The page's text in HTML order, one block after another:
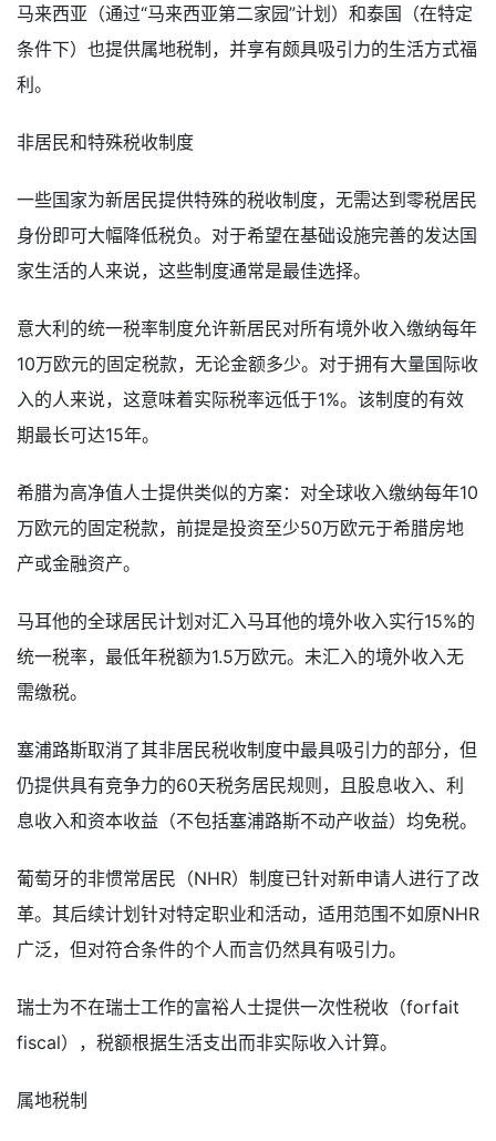
马来西亚（通过“马来西亚第二家园”计划）和泰国（在特定
条件下）也提供属地税制，并享有颇具吸引力的生活方式福
利。
非居民和特殊税收制度
一些国家为新居民提供特殊的税收制度，无需达到零税居民
身份即可大幅降低税负。对于希望在基础设施完善的发达国
家生活的人来说，这些制度通常是最佳选择。
意大利的统一税率制度允许新居民对所有境外收入缴纳每年
10万欧元的固定税款，无论金额多少。对于拥有大量国际收
入的人来说，这意味着实际税率远低于1%。该制度的有效
期最长可达15年。
希腊为高净值人士提供类似的方案：对全球收入缴纳每年10
万欧元的固定税款，前提是投资至少50万欧元于希腊房地
产或金融资产。
马耳他的全球居民计划对汇入马耳他的境外收入实行15%的
统一税率，最低年税额为1.5万欧元。未汇入的境外收入无
需缴税。
塞浦路斯取消了其非居民税收制度中最具吸引力的部分，但
仍提供具有竞争力的60天税务居民规则，且股息收入、利
息收入和资本收益（不包括塞浦路斯不动产收益）均免税。
葡萄牙的非惯常居民（NHR）制度已针对新申请人进行了改
革。其后续计划针对特定职业和活动，适用范围不如原NHR
广泛，但对符合条件的个人而言仍然具有吸引力。
瑞士为不在瑞士工作的富裕人士提供一次性税收（forfait
fiscal），税额根据生活支出而非实际收入计算。
属地税制